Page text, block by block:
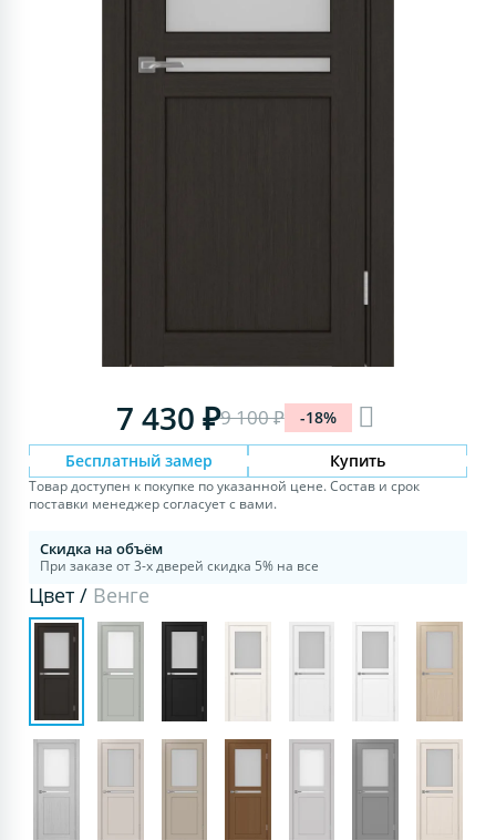
7 430 ₽9 100 ₽ -18%
Бесплатный замер Купить
Товар доступен к покупке по указанной цене. Состав и срок
поставки менеджер согласует с вами.
Скидка на объём
При заказе от 3-х дверей скидка 5% на все
Цвет / Венге